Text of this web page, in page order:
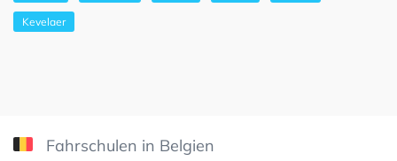
Kevelaer
Fahrschulen in Belgien